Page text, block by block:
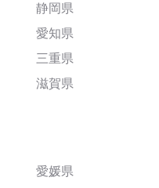
静岡県
愛知県
三重県
滋賀県
愛媛県